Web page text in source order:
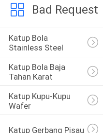
Bad Request
Katup Bola
Stainless Steel
Katup Bola Baja
Tahan Karat
Katup Kupu-Kupu
Wafer
Katup Gerbang Pisau